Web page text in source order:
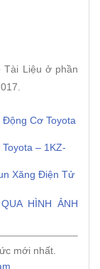
Tài Liệu ở phần
Cơ Toyota
– 1KZ-
Xăng Điện Tử
HÌNH ẢNH
mới nhất.